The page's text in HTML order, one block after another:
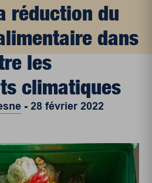
réduction du
dans
les
climatiques
-28 février 2022